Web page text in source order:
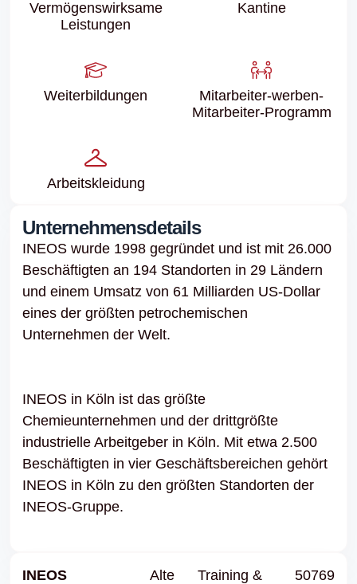
Vermögenswirksame
Leistungen
Kantine
Weiter­bildungen
Mitarbeiter-werben-
Mitarbeiter-Programm
Arbeits­kleidung
Unternehmensdetails
INEOS wurde 1998 gegründet und ist mit 26.000
Beschäftigten an 194 Standorten in 29 Ländern
und einem Umsatz von 61 Milliarden US-Dollar
eines der größten petrochemischen
Unternehmen der Welt.
INEOS in Köln ist das größte
Chemieunternehmen und der drittgrößte
industrielle Arbeitgeber in Köln. Mit etwa 2.500
Beschäftigten in vier Geschäftsbereichen gehört
INEOS in Köln zu den größten Standorten der
INEOS-Gruppe.
INEOS
Alte
Training &
50769